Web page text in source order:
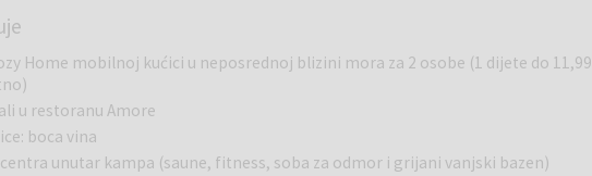
Home mobilnoj kućici u neposrednoj blizini mora za 2 osobe (1 dijete do 11,99
u restoranu Amore
boca vina
unutar kampa (saune, fitness, soba za odmor i grijani vanjski bazen)